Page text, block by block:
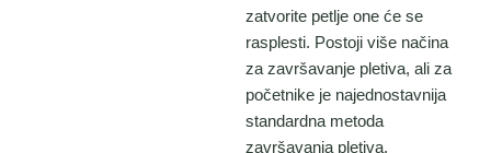
zatvorite petlje one će se
rasplesti. Postoji više načina
za završavanje pletiva, ali za
početnike je najednostavnija
standardna metoda
završavanja pletiva.